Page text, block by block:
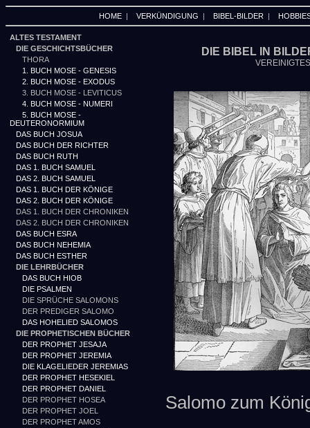
HOME| VERKÜNDIGUNG | BIBEL-BILDER |
ALTES TESTAMENT
DIE GESCHICHTSBÜCHER
THORA
1. BUCH MOSE - GENESIS
2. BUCH MOSE - EXODUS
3. BUCH MOSE - LEVITICUS
4. BUCH MOSE - NUMERI
5. BUCH MOSE -
DEUTERONORMIUM
DAS BUCH JOSUA
DAS BUCH DER RICHTER
DAS BUCH RUTH
DAS 1. BUCH SAMUEL
DAS 2. BUCH SAMUEL
DAS 1. BUCH DER KÖNIGE
DAS 2. BUCH DER KÖNIGE
DAS 1. BUCH DER CHRONIKEN
DAS 2. BUCH DER CHRONIKEN
DAS BUCH ESRA
DAS BUCH NEHEMIA
DAS BUCH ESTHER
DIE LEHRBÜCHER
DAS BUCH HIOB
DIE PSALMEN
DIE SPRÜCHE SALOMONS
DER PREDIGER SALOMO
DAS HOHELIED SALOMOS
DIE PROPHETISCHEN BÜCHER
DER PROPHET JESAJA
DER PROPHET JEREMIA
DIE KLAGELIEDER JEREMIAS
DER PROPHET HESEKIEL
DER PROPHET DANIEL
DER PROPHET HOSEA
DER PROPHET JOEL
DER PROPHET AMOS
DIE BIBEL IN
Salomo zum